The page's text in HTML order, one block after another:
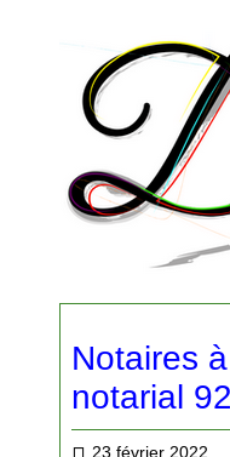
Notaires
notarial 92
23 février 2022